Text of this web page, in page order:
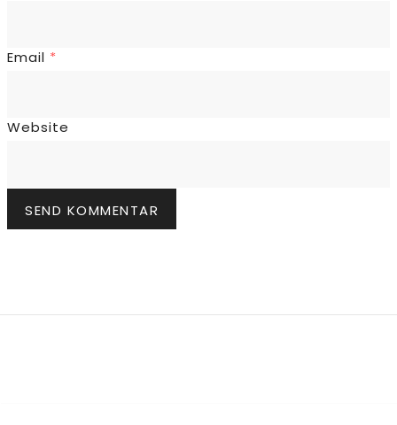
Email *
Website